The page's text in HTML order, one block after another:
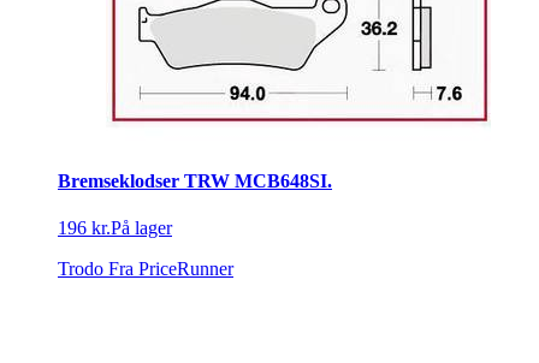
Bremseklodser TRW MCB648SI.
196 kr.På lager
Trodo Fra PriceRunner